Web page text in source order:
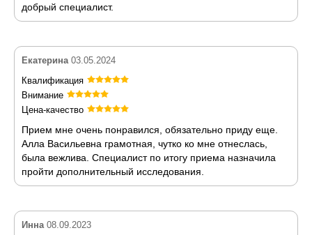
добрый специалист.
Екатерина 03.05.2024
Квалификация
Внимание
Цена-качество
Прием мне очень понравился, обязательно приду еще.
Алла Васильевна грамотная, чутко ко мне отнеслась,
была вежлива. Специалист по итогу приема назначила
пройти дополнительный исследования.
Инна 08.09.2023